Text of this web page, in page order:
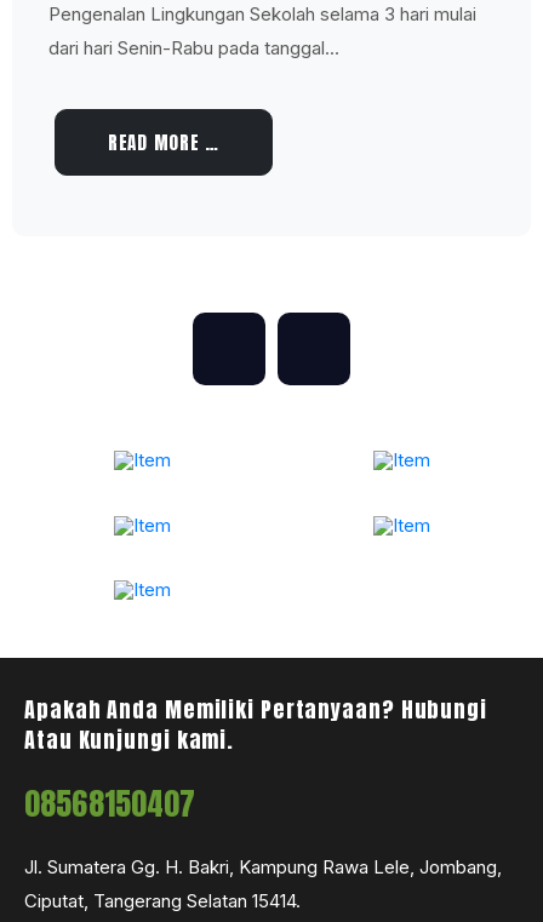
Pengenalan Lingkungan Sekolah selama 3 hari mulai
dari hari Senin-Rabu pada tanggal...
READ MORE …
Apakah Anda Memiliki Pertanyaan? Hubungi
Atau Kunjungi kami.
08568150407
Jl. Sumatera Gg. H. Bakri, Kampung Rawa Lele, Jombang,
Ciputat, Tangerang Selatan 15414.